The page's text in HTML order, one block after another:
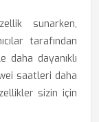
sunarken,
tarafından
daha dayanıklı
saatleri daha
sizin için